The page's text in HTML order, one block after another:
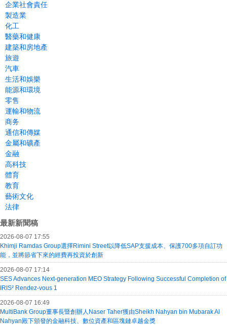
企業社會責任
製造業
化工
醫藥和健康
建築和房地產
旅遊
汽車
生活和娛樂
能源和環境
零售
運輸和物流
商务
通信和傳媒
金屬和礦產
金融
高科技
體育
教育
藝術文化
法律
最新新聞稿
2026-08-07 17:55
Khimji Ramdas Group選擇Rimini Street以降低SAP支援成本、保護700多項自訂功
能，並將節省下來的經費再投資於創新
2026-08-07 17:14
SES Advances Next-generation MEO Strategy Following Successful Completion of
IRIS² Rendez-vous 1
2026-08-07 16:49
MultiBank Group董事長暨創辦人Naser Taher獲由Sheikh Nahyan bin Mubarak Al
Nahyan殿下頒發的金融科技、數位資產和區塊鏈卓越金獎